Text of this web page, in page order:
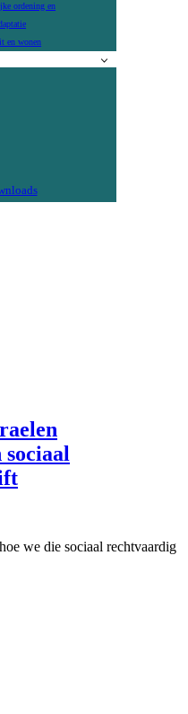
ordening en
en wonen
we die sociaal rechtvaardig